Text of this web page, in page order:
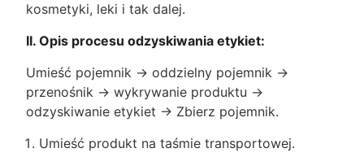
kosmetyki, leki i tak dalej.
II. Opis procesu odzyskiwania etykiet:
Umieść pojemnik → oddzielny pojemnik →
przenośnik → wykrywanie produktu →
odzyskiwanie etykiet → Zbierz pojemnik.
Umieść produkt na taśmie transportowej.